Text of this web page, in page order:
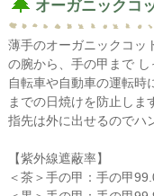
オーガニックコ
薄手のオーガニックコッ
の腕から、手の甲まで し
自転車や自動車の運転時
までの日焼けを防止しま
指先は外に出せるのでハ
【紫外線遮蔽率】
＜茶＞手の甲：手の甲